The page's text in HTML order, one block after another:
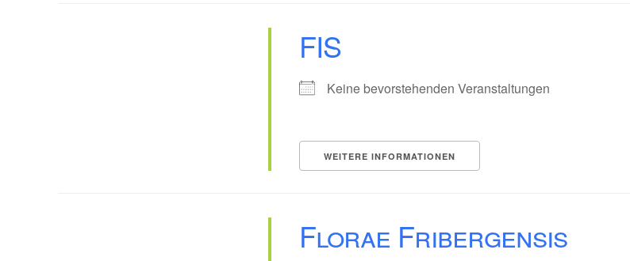
FIS
Keine bevorstehenden Veranstaltungen
WEITERE INFORMATIONEN
Florae Fribergensis